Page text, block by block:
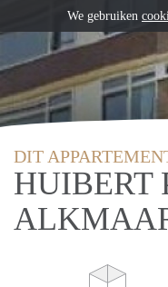
DIT
HUIBERT
We gebruiken